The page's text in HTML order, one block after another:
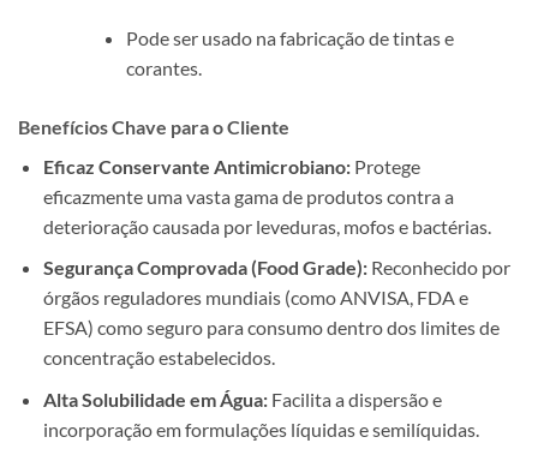
Pode ser usado na fabricação de tintas e
corantes.
Benefícios Chave para o Cliente
Eficaz Conservante Antimicrobiano:Protege
eficazmente uma vasta gama de produtos contra a
deterioração causada por leveduras, mofos e bactérias.
Segurança Comprovada (Food Grade):Reconhecido por
órgãos reguladores mundiais (como ANVISA, FDA e
EFSA) como seguro para consumo dentro dos limites de
concentração estabelecidos.
Alta Solubilidade em Água:Facilita a dispersão e
incorporação em formulações líquidas e semilíquidas.